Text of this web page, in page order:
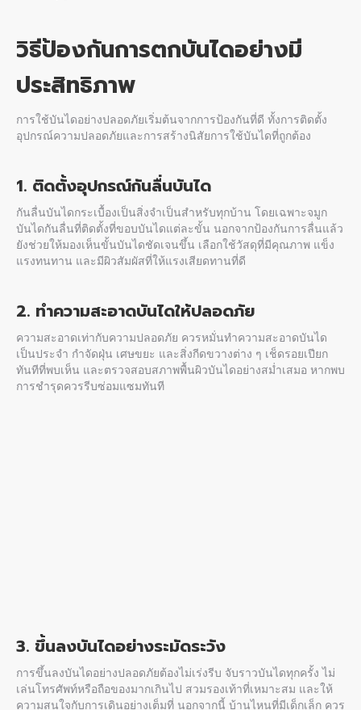
วิธีป้องกันการตกบันไดอย่างมี
ประสิทธิภาพ
การใช้บันไดอย่างปลอดภัยเริ่มต้นจากการป้องกันที่ดี ทั้งการติดตั้ง
อุปกรณ์ความปลอดภัยและการสร้างนิสัยการใช้บันไดที่ถูกต้อง
1. ติดตั้งอุปกรณ์กันลื่นบันได
กันลื่นบันไดกระเบื้องเป็นสิ่งจำเป็นสำหรับทุกบ้าน โดยเฉพาะจมูก
บันไดกันลื่นที่ติดตั้งที่ขอบบันไดแต่ละขั้น นอกจากป้องกันการลื่นแล้ว
ยังช่วยให้มองเห็นขั้นบันไดชัดเจนขึ้น เลือกใช้วัสดุที่มีคุณภาพ แข็ง
แรงทนทาน และมีผิวสัมผัสที่ให้แรงเสียดทานที่ดี
2. ทำความสะอาดบันไดให้ปลอดภัย
ความสะอาดเท่ากับความปลอดภัย ควรหมั่นทำความสะอาดบันได
เป็นประจำ กำจัดฝุ่น เศษขยะ และสิ่งกีดขวางต่าง ๆ เช็ดรอยเปียก
ทันทีที่พบเห็น และตรวจสอบสภาพพื้นผิวบันไดอย่างสม่ำเสมอ หากพบ
การชำรุดควรรีบซ่อมแซมทันที
3. ขึ้นลงบันไดอย่างระมัดระวัง
การขึ้นลงบันไดอย่างปลอดภัยต้องไม่เร่งรีบ จับราวบันไดทุกครั้ง ไม่
เล่นโทรศัพท์หรือถือของมากเกินไป สวมรองเท้าที่เหมาะสม และให้
ความสนใจกับการเดินอย่างเต็มที่ นอกจากนี้ บ้านไหนที่มีเด็กเล็ก ควร